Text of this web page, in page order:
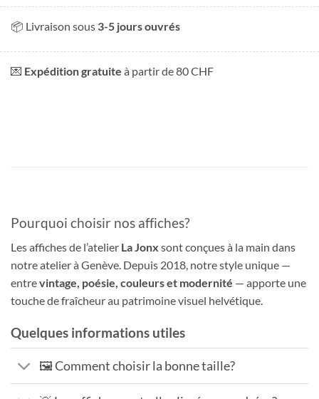
📦 Livraison sous 3-5 jours ouvrés
💌 Expédition gratuite à partir de 80 CHF
Pourquoi choisir nos affiches?
Les affiches de l’atelier La Jonx sont conçues à la main dans
notre atelier à Genève. Depuis 2018, notre style unique —
entrevintage, poésie, couleurs et modernité — apporte une
touche de fraîcheur au patrimoine visuel helvétique.
Quelques informations utiles
🖼️ Comment choisir la bonne taille?